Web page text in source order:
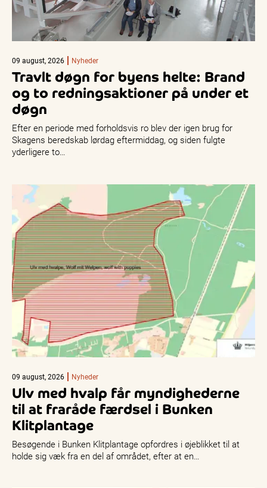
09 august, 2026 Nyheder
Travlt døgn for byens helte: Brand
og to redningsaktioner på under et
døgn
Efter en periode med forholdsvis ro blev der igen brug for
Skagens beredskab lørdag eftermiddag, og siden fulgte
yderligere to…
09 august, 2026 Nyheder
Ulv med hvalp får myndighederne
til at fraråde færdsel i Bunken
Klitplantage
Besøgende i Bunken Klitplantage opfordres i øjeblikket til at
holde sig væk fra en del af området, efter at en…